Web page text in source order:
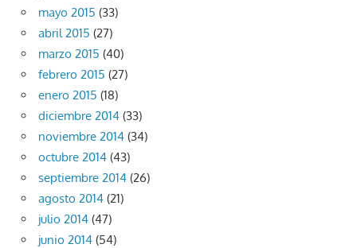
mayo 2015 (33)
abril 2015 (27)
marzo 2015 (40)
febrero 2015 (27)
enero 2015 (18)
diciembre 2014 (33)
noviembre 2014 (34)
octubre 2014 (43)
septiembre 2014 (26)
agosto 2014 (21)
julio 2014 (47)
junio 2014 (54)